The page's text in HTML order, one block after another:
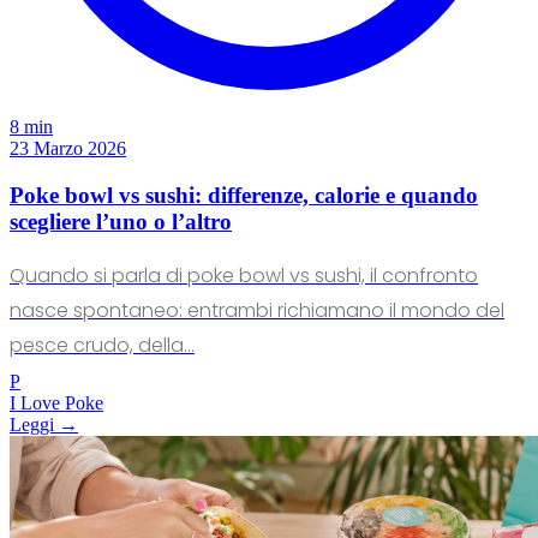
8 min
23 Marzo 2026
Poke bowl vs sushi: differenze, calorie e quando
scegliere l’uno o l’altro
Quando si parla di poke bowl vs sushi, il confronto
nasce spontaneo: entrambi richiamano il mondo del
pesce crudo, della...
P
I Love Poke
Leggi →